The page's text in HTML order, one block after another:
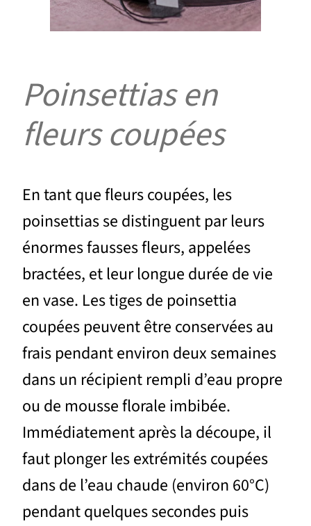
Poinsettias en
fleurs coupées
En tant que fleurs coupées, les
poinsettias se distinguent par leurs
énormes fausses fleurs, appelées
bractées, et leur longue durée de vie
en vase. Les tiges de poinsettia
coupées peuvent être conservées au
frais pendant environ deux semaines
dans un récipient rempli d’eau propre
ou de mousse florale imbibée.
Immédiatement après la découpe, il
faut plonger les extrémités coupées
dans de l’eau chaude (environ 60°C)
pendant quelques secondes puis